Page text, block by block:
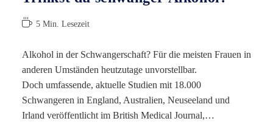
Lesedauer:
5 Min. Lesezeit
Alkohol in der Schwangerschaft? Für die meisten Frauen in
anderen Umständen heutzutage unvorstellbar.
Doch umfassende, aktuelle Studien mit 18.000
Schwangeren in England, Australien, Neuseeland und
Irland veröffentlicht im British Medical Journal,…